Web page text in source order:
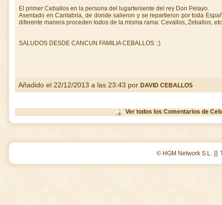
El primer Ceballos en la persona del lugarteniente del rey Don Pelayo.
Asentado en Cantabria, de donde salieron y se repartieron por toda
diferente manera proceden todos de la misma rama: Cevallos, Zeballos,
SALUDOS DESDE CANCUN FAMILIA CEBALLOS ::)
Añadido el 22/12/2013 a las 23:43 por DAVID CEBALLOS
Ver todos los Comentarios de
© HGM Network S.L. ||